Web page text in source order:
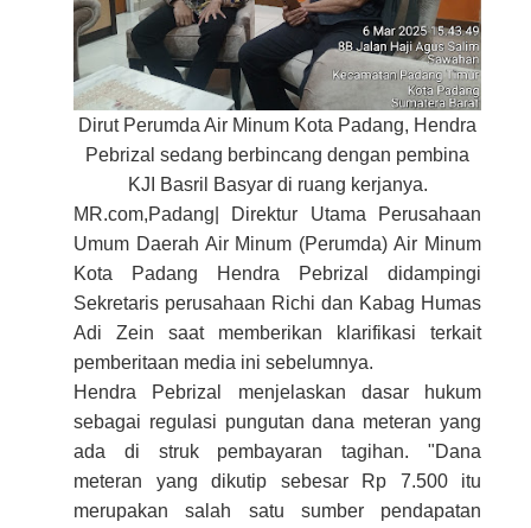
Dirut Perumda Air Minum Kota Padang, Hendra
Pebrizal sedang berbincang dengan pembina
KJI Basril Basyar di ruang kerjanya.
MR.com,Padang | Direktur Utama Perusahaan
Umum Daerah Air Minum (Perumda) Air Minum
Kota Padang Hendra Pebrizal didampingi
Sekretaris perusahaan Richi dan Kabag Humas
Adi Zein saat memberikan klarifikasi terkait
pemberitaan media ini sebelumnya.
Hendra Pebrizal menjelaskan dasar hukum
sebagai regulasi pungutan dana meteran yang
ada di struk pembayaran tagihan. "Dana
meteran yang dikutip sebesar Rp 7.500 itu
merupakan salah satu sumber pendapatan